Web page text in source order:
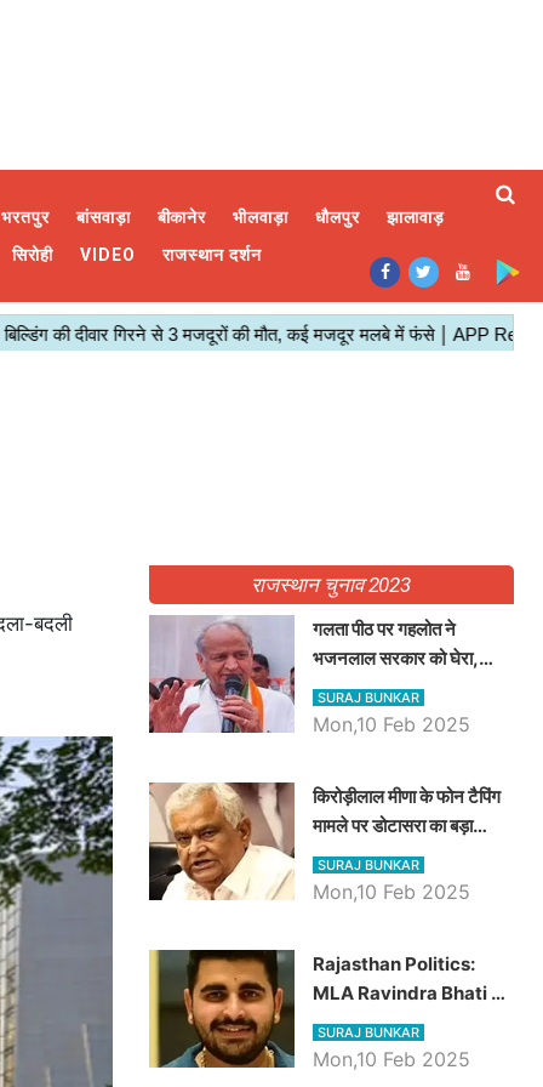
भरतपुर बांसवाड़ा बीकानेर भीलवाड़ा धौलपुर
झालावाड़
सिरोही VIDEO राजस्थान दर्शन
बदली
राजस्थान चुनाव 2023
गलता पीठ पर गहलोत ने
भजनलाल सरकार को घेरा,
Video में देखें अब तक बड़ी
खबरें
SURAJ BUNKAR
Mon,10 Feb 2025
किरोड़ीलाल मीणा के फोन टैपिंग
मामले पर डोटासरा का बड़ा
आरोप, वीडियो में देखें AZ बड़ी
खबरें
SURAJ BUNKAR
Mon,10 Feb 2025
Rajasthan Politics:
MLA Ravindra Bhati ने
प्रदेश की शिक्षा व्यवस्था पर
उठाए सवाल, Madan
SURAJ BUNKAR
Mon,10 Feb 2025